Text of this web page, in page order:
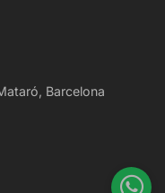
Barcelona